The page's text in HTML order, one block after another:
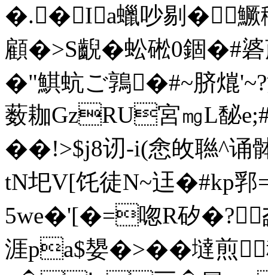
�.�Ia蠟吵剔�
顧�>S齯�蚣硹0錮�#
�"鯕蚢ご 鶉�#~脐熴'~?
薮耞GzRU宮㎎L馝
��!>$j8讱-i(悆敀聮^
tN圯V[饦徒Ν~迋�#kp郛
5we�'[�=唿R矽�?
涯pa$嫢�>��墶煎